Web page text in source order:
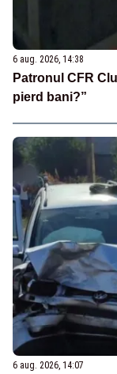
6 aug. 2026, 14:38
Patronul CFR
pierd bani?”
6 aug. 2026, 14:07